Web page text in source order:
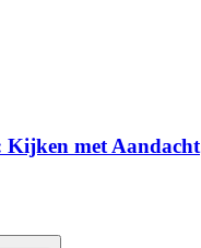
Kijken met Aandacht